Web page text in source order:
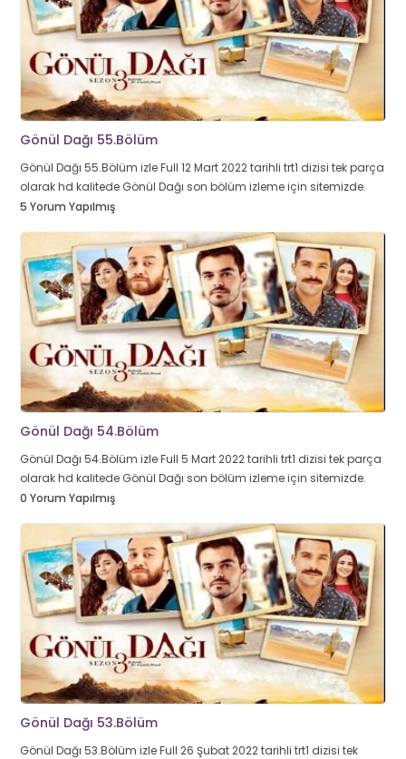
Gönül Dağı 55.Bölüm
Gönül Dağı 55.Bölüm izle Full 12 Mart 2022 tarihli trt1 dizisi tek parça
olarak hd kalitede Gönül Dağı son bölüm izleme için sitemizde.
5 Yorum Yapılmış
Gönül Dağı 54.Bölüm
Gönül Dağı 54.Bölüm izle Full 5 Mart 2022 tarihli trt1 dizisi tek parça
olarak hd kalitede Gönül Dağı son bölüm izleme için sitemizde.
0 Yorum Yapılmış
Gönül Dağı 53.Bölüm
Gönül Dağı 53.Bölüm izle Full 26 Şubat 2022 tarihli trt1 dizisi tek